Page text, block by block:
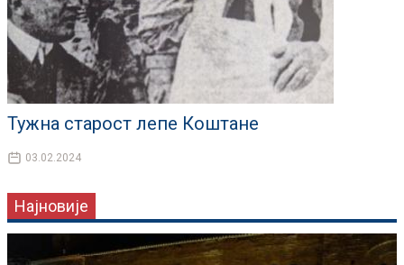
Тужна старост лепе Коштане
03.02.2024
Најновије